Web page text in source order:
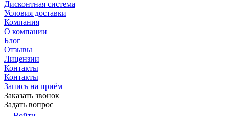
Дисконтная система
Условия доставки
Компания
О компании
Блог
Отзывы
Лицензии
Контакты
Контакты
Запись на приём
Заказать звонок
Задать вопрос